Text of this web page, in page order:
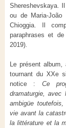
Shereshevskaya.
ou de Maria-
Chioggia. Il
paraphrases et de
2019).
Le présent
tournant du XXe
notice : Ce
dramaturgie,
ambigüe toutefois,
vie avant la
la littérature et la